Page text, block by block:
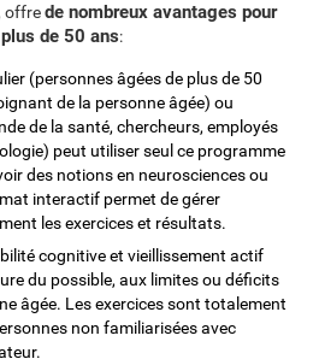
offrede nombreux avantages pour
de 50 ans:
(personnes âgées de plus de 50
de la personne âgée) ou
de la santé, chercheurs, employés
peut utiliser seul ce programme
des notions en neurosciences ou
interactif permet de gérer
les exercices et résultats.
cognitive et vieillissement actif
du possible, aux limites ou déficits
âgée. Les exercices sont totalement
non familiarisées avec